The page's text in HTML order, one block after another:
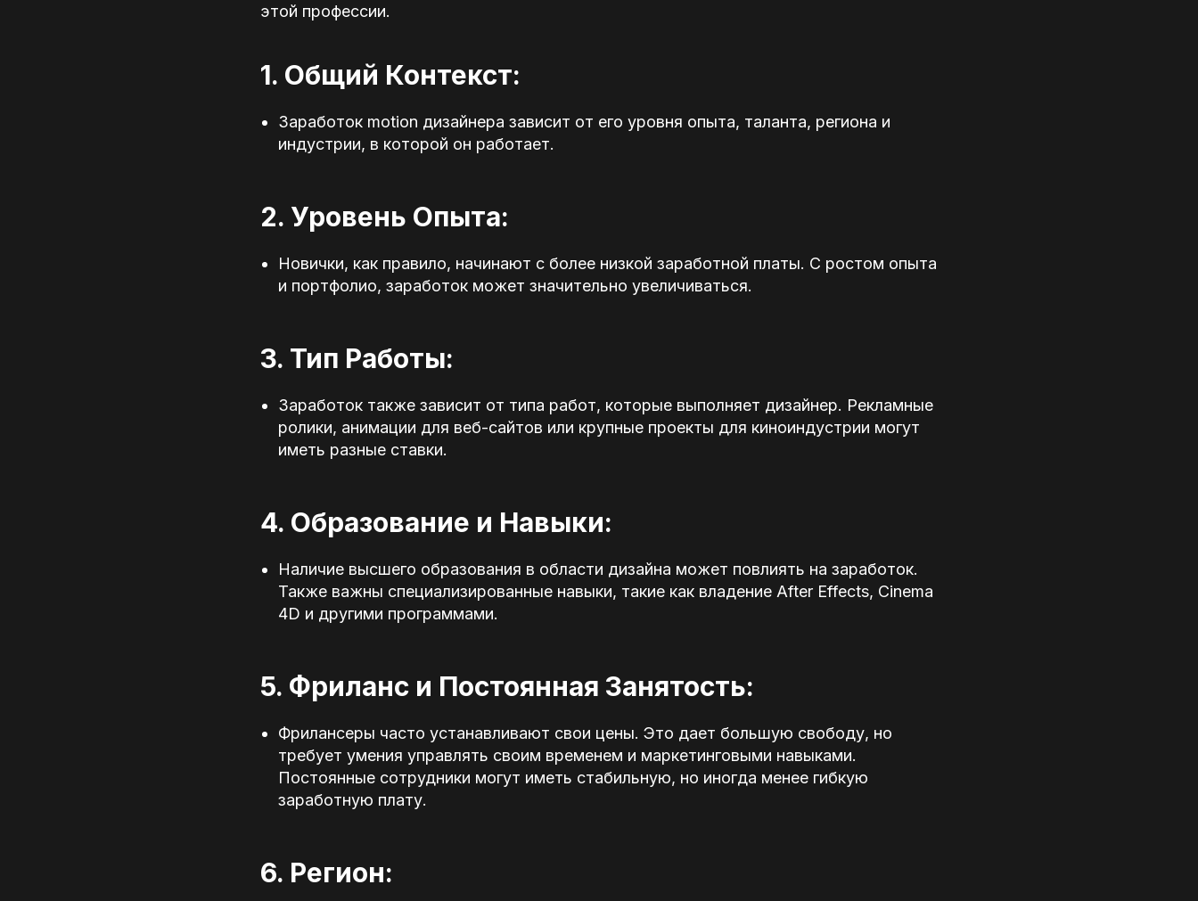
этой профессии.
1. Общий Контекст:
Заработок motion дизайнера зависит от его уровня опыта, таланта, региона и
индустрии, в которой он работает.
2. Уровень Опыта:
Новички, как правило, начинают с более низкой заработной платы. С ростом опыта
и портфолио, заработок может значительно увеличиваться.
3. Тип Работы:
Заработок также зависит от типа работ, которые выполняет дизайнер. Рекламные
ролики, анимации для веб-сайтов или крупные проекты для киноиндустрии могут
иметь разные ставки.
4. Образование и Навыки:
Наличие высшего образования в области дизайна может повлиять на заработок.
Также важны специализированные навыки, такие как владение After Effects, Cinema
4D и другими программами.
5. Фриланс и Постоянная Занятость:
Фрилансеры часто устанавливают свои цены. Это дает большую свободу, но
требует умения управлять своим временем и маркетинговыми навыками.
Постоянные сотрудники могут иметь стабильную, но иногда менее гибкую
заработную плату.
6. Регион: